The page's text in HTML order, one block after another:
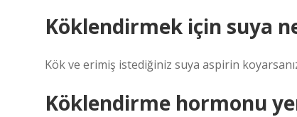
Köklendirmek için suya
Kök ve erimiş istediğiniz suya aspirin
Köklendirme hormonu